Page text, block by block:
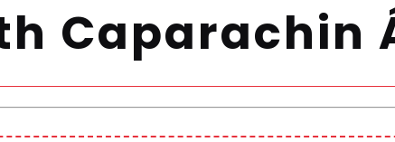
Caparachin